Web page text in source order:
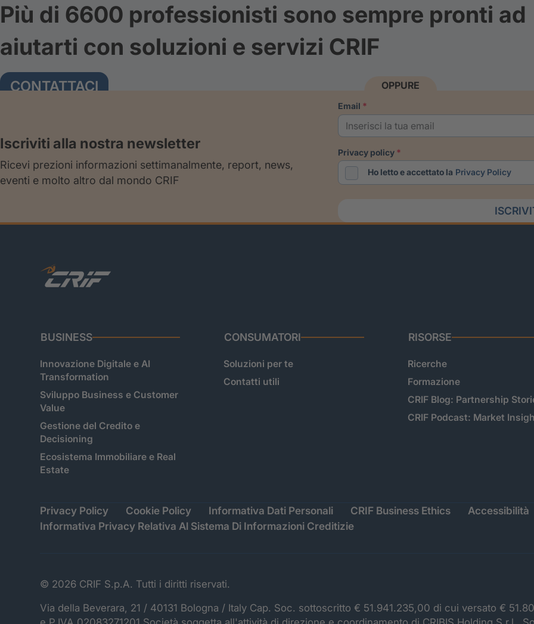
Più di 6600 professionisti sono sempre pronti ad
aiutarti con soluzioni e servizi CRIF
CONTATTACI OPPURE
Iscriviti alla nostra newsletter
Ricevi prezioni informazioni settimanalmente, report, news,
eventi e molto altro dal mondo CRIF
email
privacy policy
Ho letto e accettato la Privacy Policy
BUSINESS
Innovazione Digitale e AI
Transformation
Sviluppo Business e Customer
Value
Gestione del Credito e
Decisioning
Ecosistema Immobiliare e Real
Estate
CONSUMATORI
Soluzioni per te
Contatti utili
RISORSE
Ricerche
Formazione
CRIF Blog: Partnership
CRIF Podcast: Market
Privacy Policy Cookie Policy Informativa Dati Personali CRIF Business Ethics
Accessibilità
Informativa Privacy Relativa Al Sistema Di Informazioni Creditizie
© 2026 CRIF S.p.A. Tutti i diritti riservati.
Via della Beverara, 21 / 40131 Bologna / Italy Cap. Soc. sottoscritto € 51.941.235,00 di cui versato €